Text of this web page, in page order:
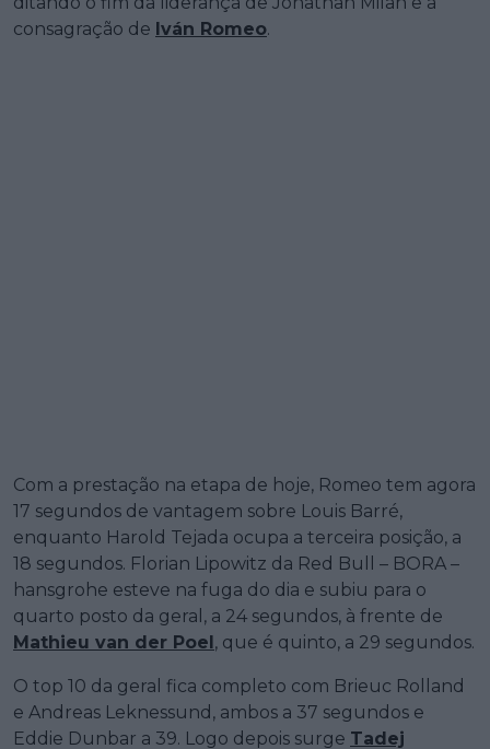
consagração de Iván Romeo.
Com a prestação na etapa de hoje, Romeo tem agora
17 segundos de vantagem sobre Louis Barré,
enquanto Harold Tejada ocupa a terceira posição, a
18 segundos. Florian Lipowitz da Red Bull – BORA –
hansgrohe esteve na fuga do dia e subiu para o
quarto posto da geral, a 24 segundos, à frente de
Mathieu van der Poel, que é quinto, a 29 segundos.
O top 10 da geral fica completo com Brieuc Rolland
e Andreas Leknessund, ambos a 37 segundos e
Eddie Dunbar a 39. Logo depois surge Tadej